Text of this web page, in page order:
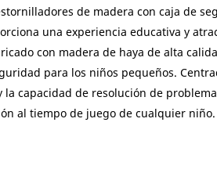
de madera con caja de
una experiencia educativa y
con madera de haya de alta
para los niños pequeños.
capacidad de resolución de
al tiempo de juego de cualquier niño.